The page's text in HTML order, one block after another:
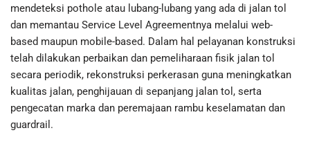
mendeteksi pothole atau lubang-lubang yang ada di jalan tol
dan memantau Service Level Agreementnya melalui web-
based maupun mobile-based. Dalam hal pelayanan konstruksi
telah dilakukan perbaikan dan pemeliharaan fisik jalan tol
secara periodik, rekonstruksi perkerasan guna meningkatkan
kualitas jalan, penghijauan di sepanjang jalan tol, serta
pengecatan marka dan peremajaan rambu keselamatan dan
guardrail.